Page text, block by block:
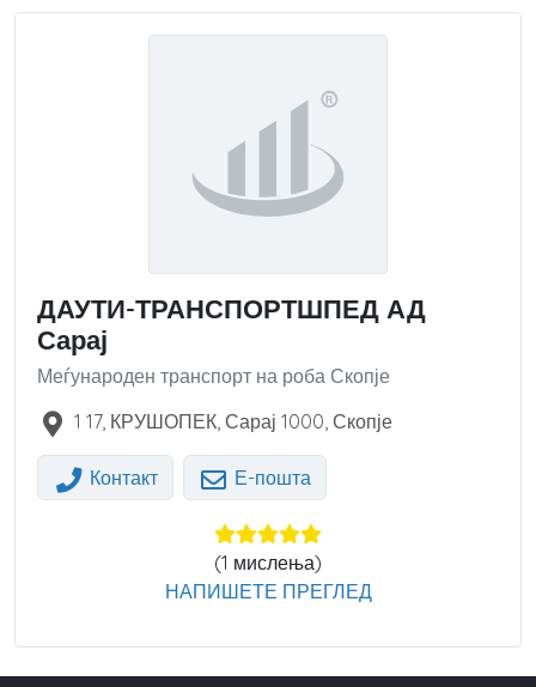
ДАУТИ-ТРАНСПОРТШПЕД АД
Сарај
Меѓународен транспорт на роба Скопје
1 17, КРУШОПЕК, Сарај 1000, Скопје
Контакт Е-пошта
(1 мислења)
НАПИШЕТЕ ПРЕГЛЕД